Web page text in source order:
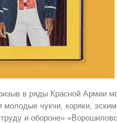
в ряды Красной Армии
чукчи, коряки,
и обороне»